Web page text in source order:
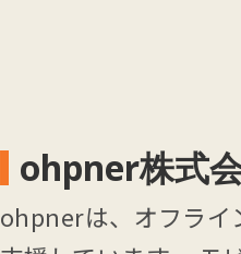
ohpner株式
ohpnerは、オフライ